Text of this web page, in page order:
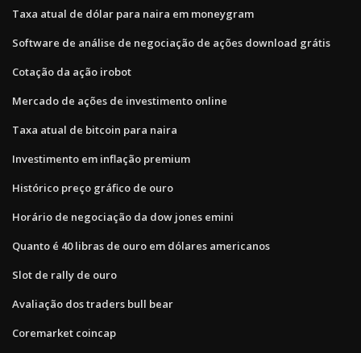
Taxa atual de dólar para naira em moneygram
Software de análise de negociação de ações download grátis
Cotação da ação irobot
Mercado de ações de investimento online
Taxa atual de bitcoin para naira
Investimento em inflação premium
Histórico preço gráfico de ouro
Horário de negociação da dow jones emini
Quanto é 40 libras de ouro em dólares americanos
Slot de rally de ouro
Avaliação dos traders bull bear
Coremarket coincap